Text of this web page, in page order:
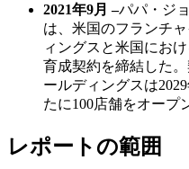
2021年9月 –パパ・ジ
は、米国のフランチ
ィングスと米国にお
育成契約を締結した
ールディングスは
たに100店舗をオープ
レポートの範囲